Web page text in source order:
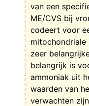
van een
ME/CVS bij
codeert voor
mitochondriale
zeer
belangrijk is
ammoniak uit
waarden van
verwachten